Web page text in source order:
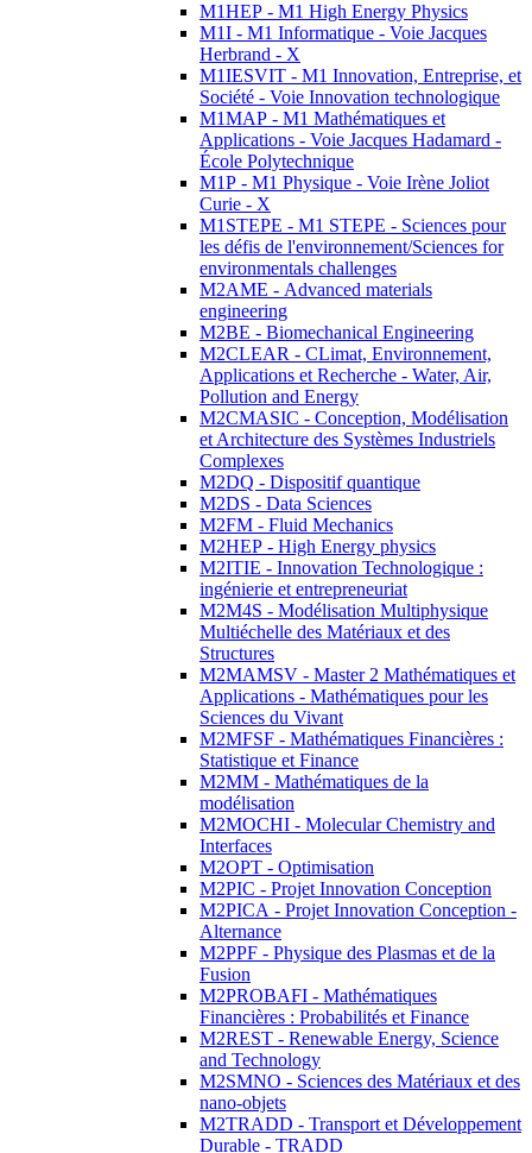
M1HEP - M1 High Energy Physics
M1I - M1 Informatique - Voie Jacques
Herbrand - X
M1IESVIT - M1 Innovation, Entreprise, et
Société - Voie Innovation technologique
M1MAP - M1 Mathématiques et
Applications - Voie Jacques Hadamard -
École Polytechnique
M1P - M1 Physique - Voie Irène Joliot
Curie - X
M1STEPE - M1 STEPE - Sciences pour
les défis de l'environnement/Sciences for
environmentals challenges
M2AME - Advanced materials
engineering
M2BE - Biomechanical Engineering
M2CLEAR - CLimat, Environnement,
Applications et Recherche - Water, Air,
Pollution and Energy
M2CMASIC - Conception, Modélisation
et Architecture des Systèmes Industriels
Complexes
M2DQ - Dispositif quantique
M2DS - Data Sciences
M2FM - Fluid Mechanics
M2HEP - High Energy physics
M2ITIE - Innovation Technologique :
ingénierie et entrepreneuriat
M2M4S - Modélisation Multiphysique
Multiéchelle des Matériaux et des
Structures
M2MAMSV - Master 2 Mathématiques et
Applications - Mathématiques pour les
Sciences du Vivant
M2MFSF - Mathématiques Financières :
Statistique et Finance
M2MM - Mathématiques de la
modélisation
M2MOCHI - Molecular Chemistry and
Interfaces
M2OPT - Optimisation
M2PIC - Projet Innovation Conception
M2PICA - Projet Innovation Conception -
Alternance
M2PPF - Physique des Plasmas et de la
Fusion
M2PROBAFI - Mathématiques
Financières : Probabilités et Finance
M2REST - Renewable Energy, Science
and Technology
M2SMNO - Sciences des Matériaux et des
nano-objets
M2TRADD - Transport et Développement
Durable - TRADD